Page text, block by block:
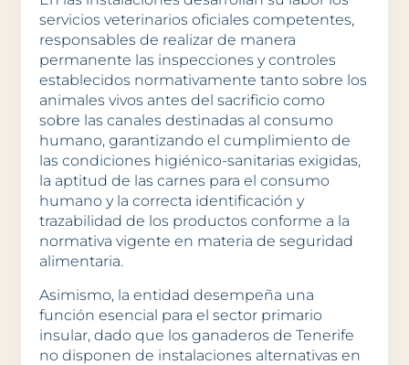
servicios veterinarios oficiales competentes,
responsables de realizar de manera
permanente las inspecciones y controles
establecidos normativamente tanto sobre los
animales vivos antes del sacrificio como
sobre las canales destinadas al consumo
humano, garantizando el cumplimiento de
las condiciones higiénico-sanitarias exigidas,
la aptitud de las carnes para el consumo
humano y la correcta identificación y
trazabilidad de los productos conforme a la
normativa vigente en materia de seguridad
alimentaria.
Asimismo, la entidad desempeña una
función esencial para el sector primario
insular, dado que los ganaderos de Tenerife
no disponen de instalaciones alternativas en